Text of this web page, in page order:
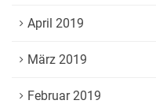
April 2019
März 2019
Februar 2019